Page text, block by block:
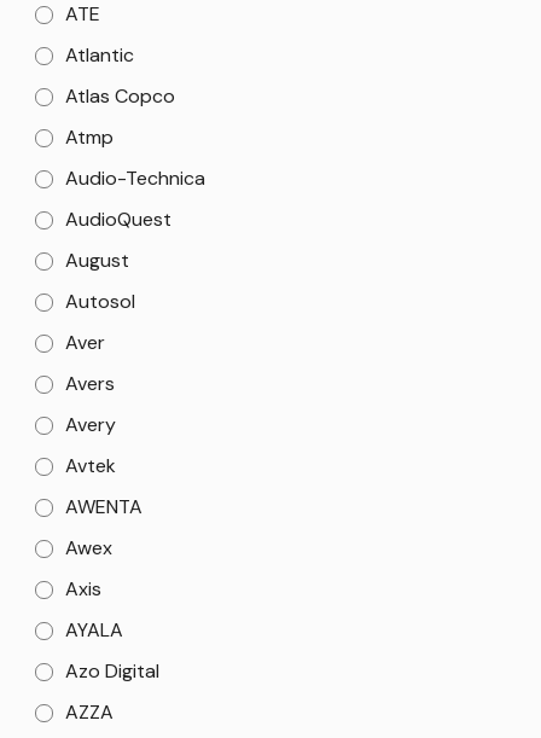
ATE
Atlantic
Atlas Copco
Atmp
Audio-Technica
AudioQuest
August
Autosol
Aver
Avers
Avery
Avtek
AWENTA
Awex
Axis
AYALA
Azo Digital
AZZA